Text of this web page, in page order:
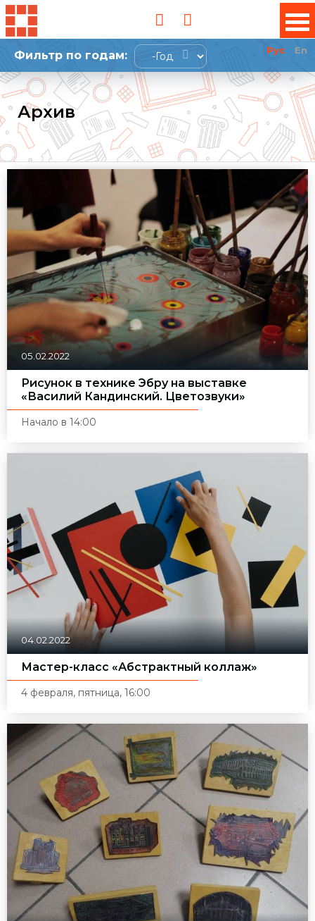
Рус En
Фильтр по годам:
Год
Архив
05.02.2022
Рисунок в технике Эбру на выставке
«Василий Кандинский. Цветозвуки»
Начало в 14:00
04.02.2022
Мастер-класс «Абстрактный коллаж»
4 февраля, пятница, 16:00